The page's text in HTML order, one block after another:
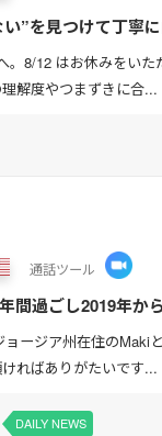
”を見つけて丁寧
レッスン枠を大解
。8/12 はお休みをい
解度やつまずきに合...
通話ツール
間過ごし2019年か
丸5年。会員様に
ージア州在住のMaki
ればありがたいです...
DAILY NEWS